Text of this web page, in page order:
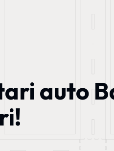
auto